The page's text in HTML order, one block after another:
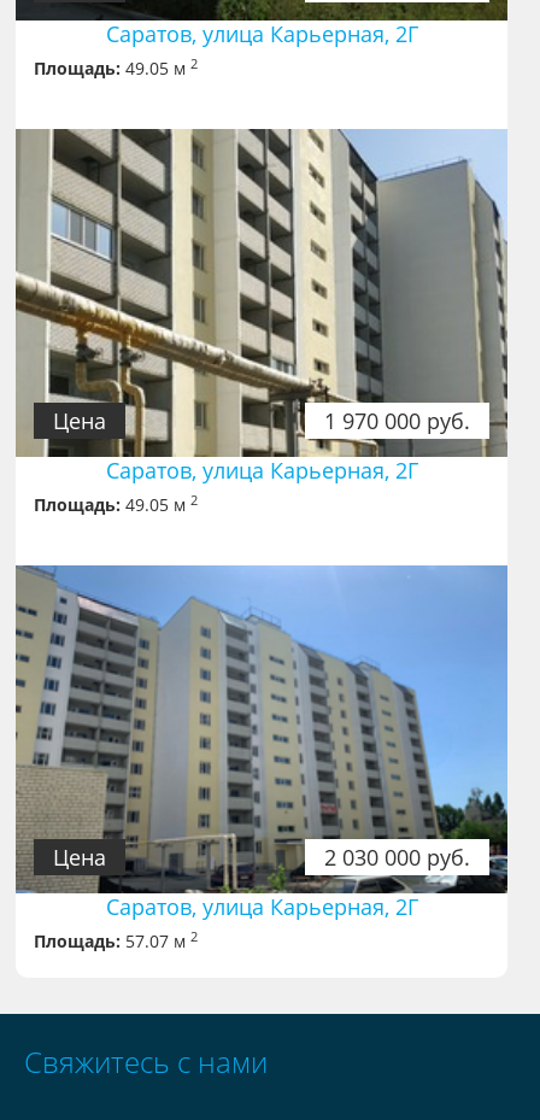
Саратов, улица Карьерная, 2Г
Площадь: 49.05 м2
1 970 000 руб.
Цена
Саратов, улица Карьерная, 2Г
Площадь: 49.05 м2
2 030 000 руб.
Цена
Саратов, улица Карьерная, 2Г
Площадь: 57.07 м2
Свяжитесь с нами